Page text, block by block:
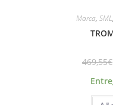
Marca, SML,
469,55€